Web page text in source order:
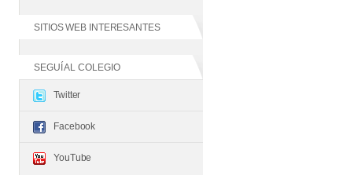
SITIOS WEB INTERESANTES
SEGUÍ AL COLEGIO
Twitter
Facebook
YouTube